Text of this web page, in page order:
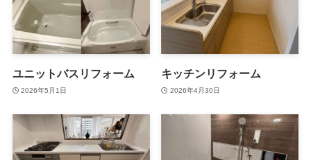
ユニットバスリフォーム
2026年5月1日
キッチンリフォーム
2026年4月30日